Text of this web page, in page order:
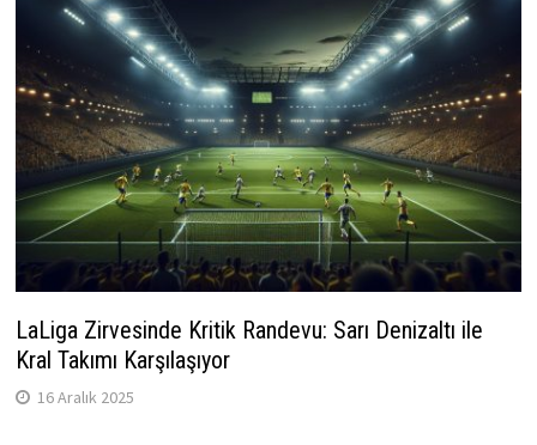
LaLiga Zirvesinde Kritik Randevu: Sarı Denizaltı ile
Kral Takımı Karşılaşıyor
16 Aralık 2025